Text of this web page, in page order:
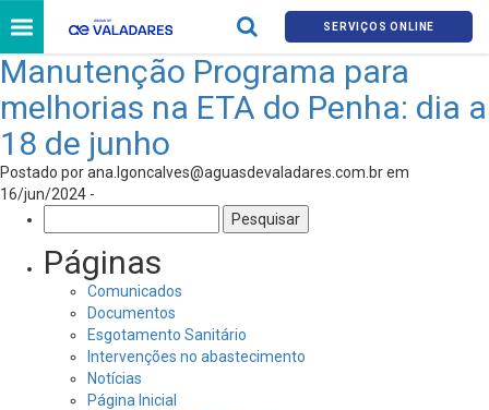
SERVIÇOS ONLINE
Manutenção Programa para
melhorias na ETA do Penha: dia a
18 de junho
Postado porana.lgoncalves@aguasdevaladares.com.brem
16/jun/2024 -
por:
Páginas
Comunicados
Documentos
Esgotamento Sanitário
Intervenções no abastecimento
Notícias
Página Inicial